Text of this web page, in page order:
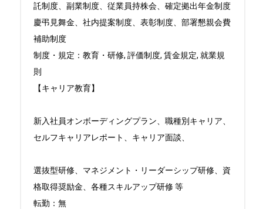
託制度、副業制度、従業員持株会、確定拠出年金制度
慶弔見舞金、社内提案制度、表彰制度、部署懇親会費
補助制度
制度・規定：教育・研修, 評価制度, 賃金規定, 就業規
則
【キャリア教育】
新入社員オンボーディングプラン、職種別キャリア、
セルフキャリアレポート、キャリア面談、
選抜型研修、マネジメント・リーダーシップ研修、資
格取得奨励金、各種スキルアップ研修 等
転勤：無